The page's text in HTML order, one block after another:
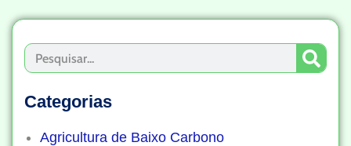
Categorias
Agricultura de Baixo Carbono